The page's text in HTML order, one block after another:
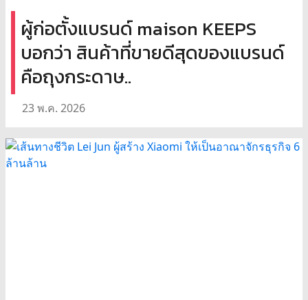
ผู้ก่อตั้งแบรนด์ maison KEEPS
บอกว่า สินค้าที่ขายดีสุดของแบรนด์
คือถุงกระดาษ..
23 พ.ค. 2026